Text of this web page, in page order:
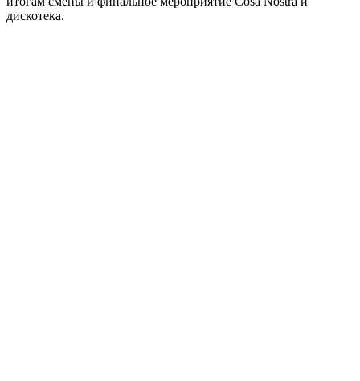
дискотека.